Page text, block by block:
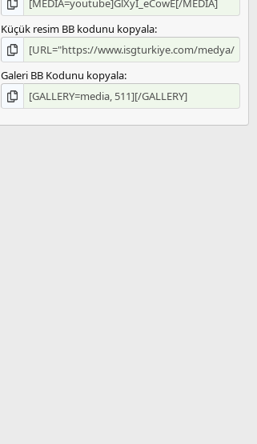
Küçük resim BB kodunu kopyala
Galeri BB Kodunu kopyala